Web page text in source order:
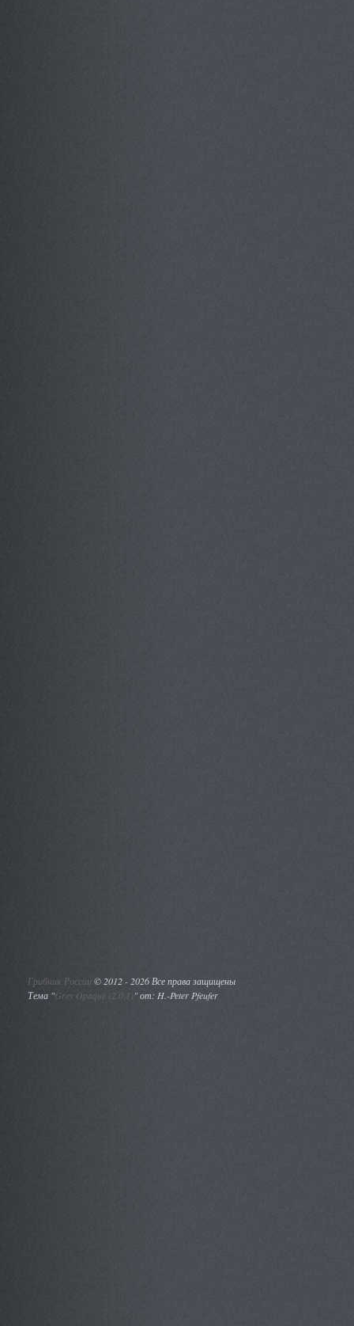
Грибник России ©2012 - 2026 Все права защищены
Тема "Grey Opaque (2.0.1)" от: H.-Peter Pfeufer